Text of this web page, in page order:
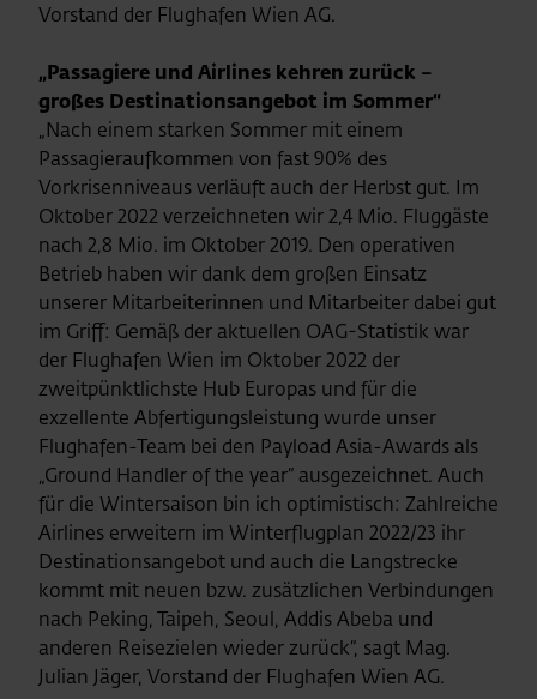
Vorstand der Flughafen Wien AG.
„Passagiere und Airlines kehren zurück –
großes Destinationsangebot im Sommer“
„Nach einem starken Sommer mit einem
Passagieraufkommen von fast 90% des
Vorkrisenniveaus verläuft auch der Herbst gut. Im
Oktober 2022 verzeichneten wir 2,4 Mio. Fluggäste
nach 2,8 Mio. im Oktober 2019. Den operativen
Betrieb haben wir dank dem großen Einsatz
unserer Mitarbeiterinnen und Mitarbeiter dabei gut
im Griff: Gemäß der aktuellen OAG-Statistik war
der Flughafen Wien im Oktober 2022 der
zweitpünktlichste Hub Europas und für die
exzellente Abfertigungsleistung wurde unser
Flughafen-Team bei den Payload Asia-Awards als
„Ground Handler of the year“ ausgezeichnet. Auch
für die Wintersaison bin ich optimistisch: Zahlreiche
Airlines erweitern im Winterflugplan 2022/23 ihr
Destinationsangebot und auch die Langstrecke
kommt mit neuen bzw. zusätzlichen Verbindungen
nach Peking, Taipeh, Seoul, Addis Abeba und
anderen Reisezielen wieder zurück“, sagt Mag.
Julian Jäger, Vorstand der Flughafen Wien AG.